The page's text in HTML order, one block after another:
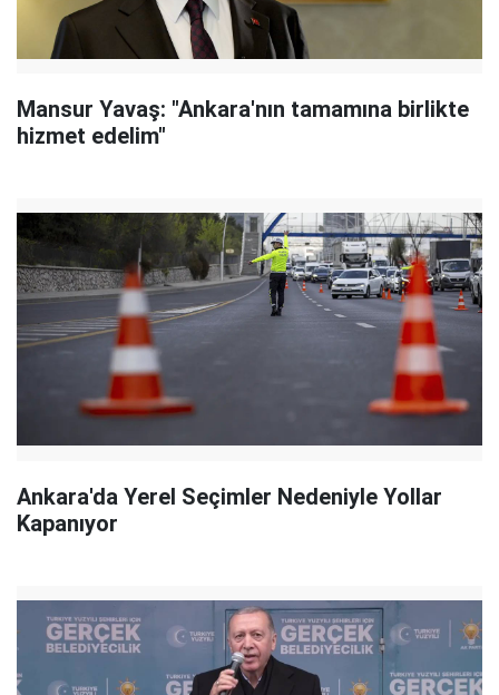
Mansur Yavaş: "Ankara'nın tamamına birlikte
hizmet edelim"
Ankara'da Yerel Seçimler Nedeniyle Yollar
Kapanıyor